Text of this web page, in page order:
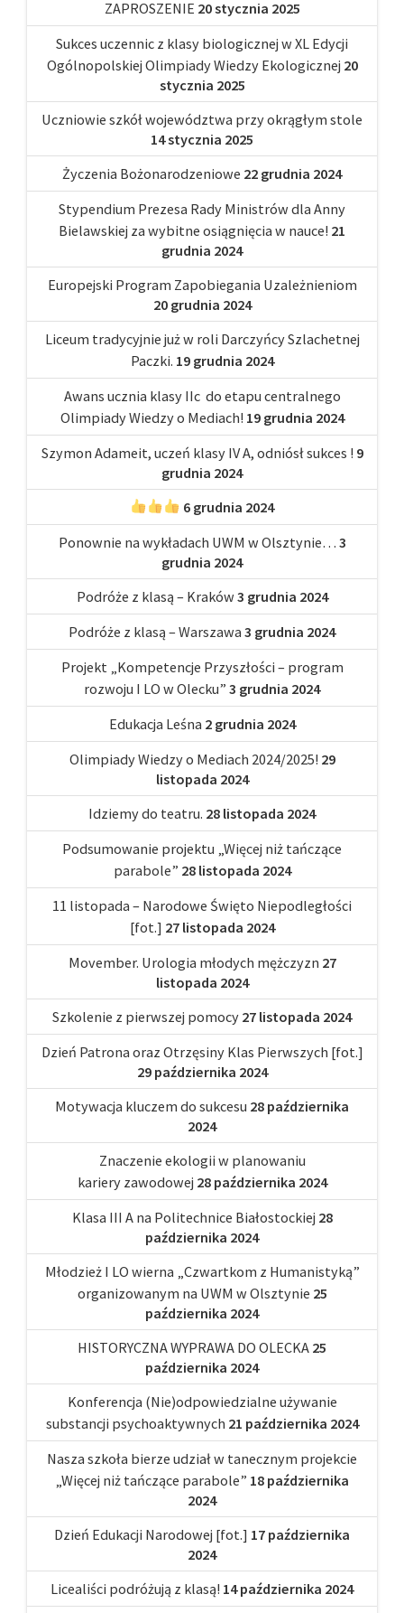
ZAPROSZENIE 20 stycznia 2025
Sukces uczennic z klasy biologicznej w XL Edycji
Ogólnopolskiej Olimpiady Wiedzy Ekologicznej 20
stycznia 2025
Uczniowie szkół województwa przy okrągłym stole
14 stycznia 2025
Życzenia Bożonarodzeniowe 22 grudnia 2024
Stypendium Prezesa Rady Ministrów dla Anny
Bielawskiej za wybitne osiągnięcia w nauce! 21
grudnia 2024
Europejski Program Zapobiegania Uzależnieniom
20 grudnia 2024
Liceum tradycyjnie już w roli Darczyńcy Szlachetnej
Paczki. 19 grudnia 2024
Awans ucznia klasy IIc do etapu centralnego
Olimpiady Wiedzy o Mediach! 19 grudnia 2024
Szymon Adameit, uczeń klasy IV A, odniósł sukces ! 9
grudnia 2024
6 grudnia 2024
Ponownie na wykładach UWM w Olsztynie… 3
grudnia 2024
Podróże z klasą – Kraków 3 grudnia 2024
Podróże z klasą – Warszawa 3 grudnia 2024
Projekt „Kompetencje Przyszłości – program
rozwoju I LO w Olecku” 3 grudnia 2024
Edukacja Leśna 2 grudnia 2024
Olimpiady Wiedzy o Mediach 2024/2025! 29
listopada 2024
Idziemy do teatru. 28 listopada 2024
Podsumowanie projektu „Więcej niż tańczące
parabole” 28 listopada 2024
11 listopada – Narodowe Święto Niepodległości
[fot.] 27 listopada 2024
Movember. Urologia młodych mężczyzn 27
listopada 2024
Szkolenie z pierwszej pomocy 27 listopada 2024
Dzień Patrona oraz Otrzęsiny Klas Pierwszych [fot.]
29 października 2024
Motywacja kluczem do sukcesu 28 października
2024
Znaczenie ekologii w planowaniu
kariery zawodowej 28 października 2024
Klasa III A na Politechnice Białostockiej 28
października 2024
Młodzież I LO wierna „Czwartkom z Humanistyką”
organizowanym na UWM w Olsztynie 25
października 2024
HISTORYCZNA WYPRAWA DO OLECKA 25
października 2024
Konferencja (Nie)odpowiedzialne używanie
substancji psychoaktywnych 21 października 2024
Nasza szkoła bierze udział w tanecznym projekcie
„Więcej niż tańczące parabole” 18 października
2024
Dzień Edukacji Narodowej [fot.] 17 października
2024
Licealiści podróżują z klasą! 14 października 2024